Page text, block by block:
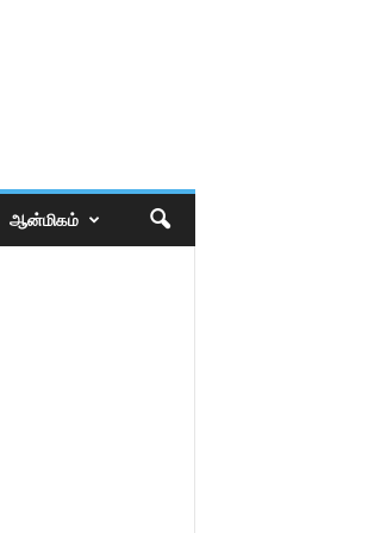
ஆன்மிகம்